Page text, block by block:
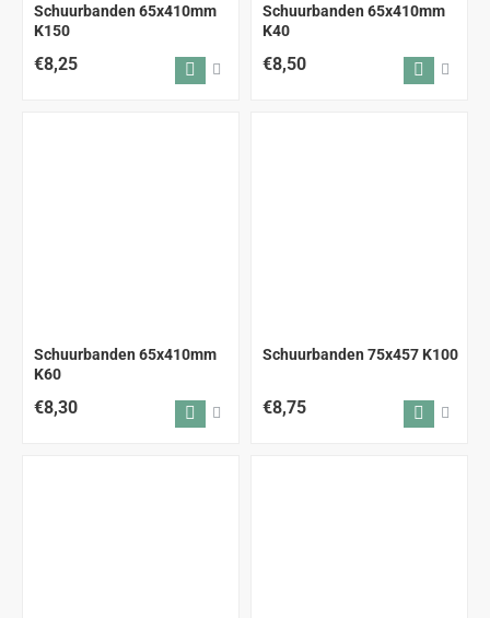
Schuurbanden 65x410mm
K150
€8,25
Schuurbanden 65x410mm
K40
€8,50
Schuurbanden 65x410mm
K60
€8,30
Schuurbanden 75x457 K100
€8,75